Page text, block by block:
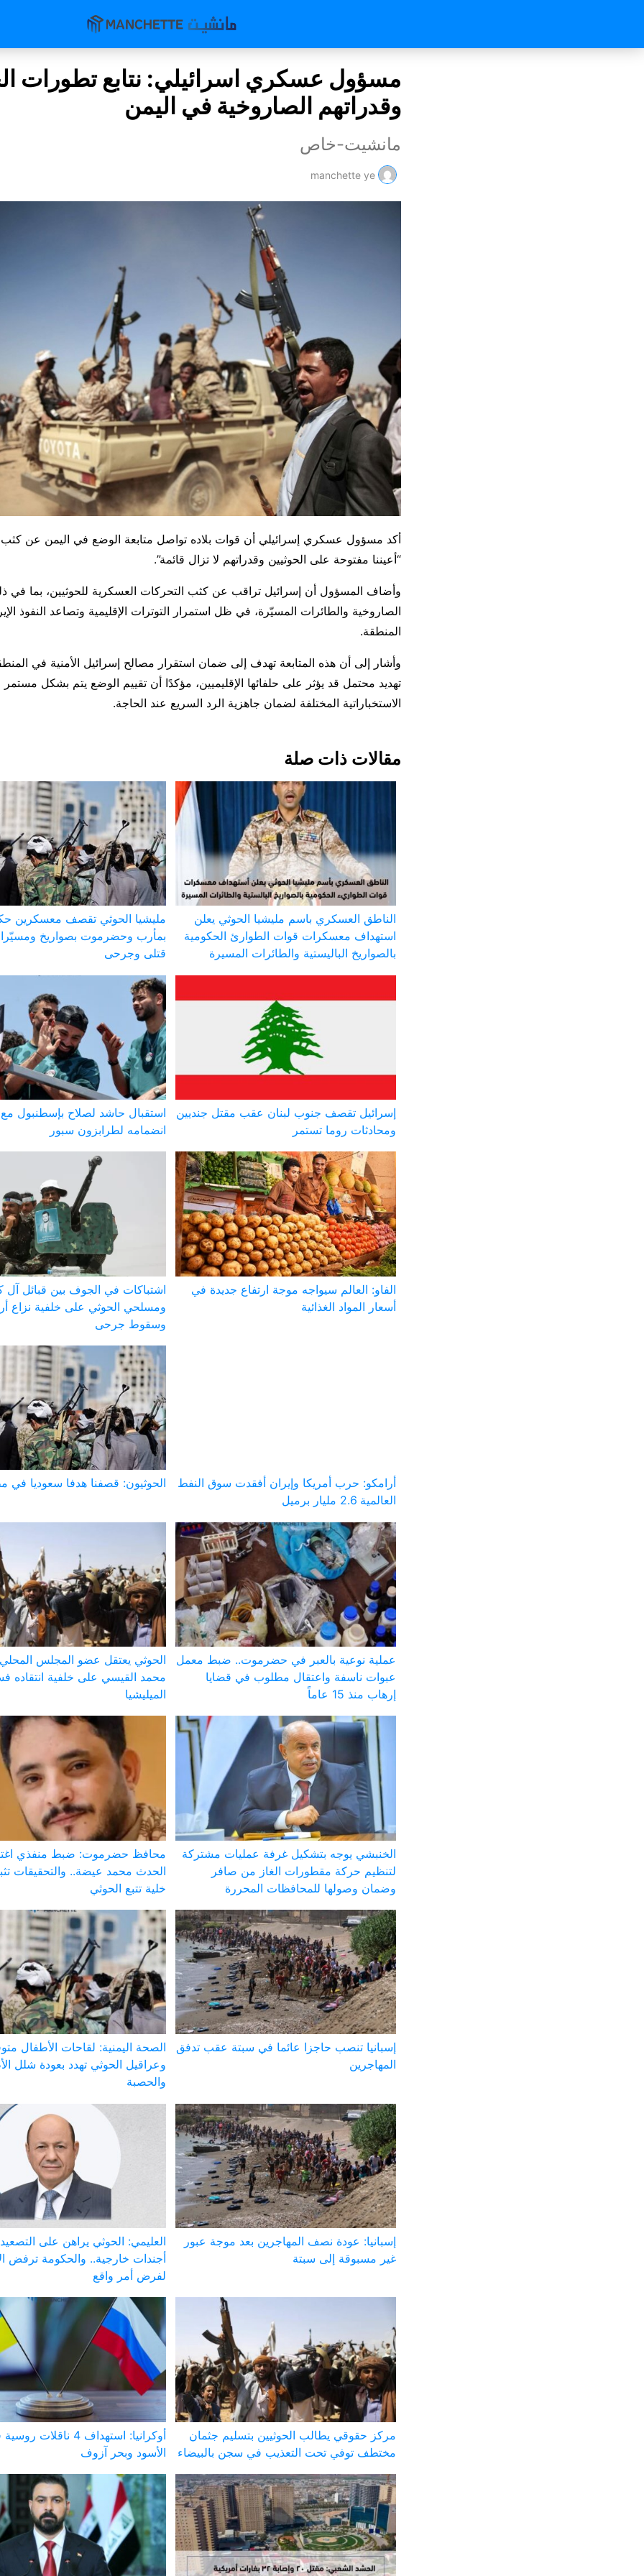
مسؤول عسكري اسرائيلي: نتابع تطورات
وقدراتهم الصاروخية في اليمن
مانشيت-خاص
manchette ye
أكد مسؤول عسكري إسرائيلي أن قوات بلاده تواصل متابعة الوضع في اليمن عن
“أعيننا مفتوحة على الحوثيين وقدراتهم لا تزال قائمة”.
وأضاف المسؤول أن إسرائيل تراقب عن كثب التحركات العسكرية للحوثيين، بما في
الصاروخية والطائرات المسيّرة، في ظل استمرار التوترات الإقليمية وتصاعد النفوذ
المنطقة.
وأشار إلى أن هذه المتابعة تهدف إلى ضمان استقرار مصالح إسرائيل الأمنية في
تهديد محتمل قد يؤثر على حلفائها الإقليميين، مؤكدًا أن تقييم الوضع يتم بشكل
الاستخباراتية المختلفة لضمان جاهزية الرد السريع عند الحاجة.
مقالات ذات صلة
الناطق العسكري باسم مليشيا الحوثي يعلن
استهداف معسكرات قوات الطوارئ الحكومية
بالصواريخ الباليستية والطائرات المسيرة
مليشيا الحوثي تقصف معسكرين
بمأرب وحضرموت بصواريخ
قتلى وجرحى
إسرائيل تقصف جنوب لبنان عقب مقتل جنديين
ومحادثات روما تستمر
استقبال حاشد لصلاح بإسطنبول
انضمامه لطرابزون سبور
الفاو: العالم سيواجه موجة ارتفاع جديدة في
أسعار المواد الغذائية
اشتباكات في الجوف بين قبائل آل
ومسلحي الحوثي على خلفية نزاع
وسقوط جرحى
أرامكو: حرب أمريكا وإيران أفقدت سوق النفط
العالمية 2.6 مليار برميل
الحوثيون: قصفنا هدفا سعوديا في
عملية نوعية بالعبر في حضرموت.. ضبط معمل
عبوات ناسفة واعتقال مطلوب في قضايا
إرهاب منذ 15 عاماً
الحوثي يعتقل عضو المجلس
محمد القيسي على خلفية انتقاده
الميليشيا
الخنبشي يوجه بتشكيل غرفة عمليات مشتركة
لتنظيم حركة مقطورات الغاز من صافر
وضمان وصولها للمحافظات المحررة
محافظ حضرموت: ضبط منفذي
الحدث محمد عيضة.. والتحقيقات
خلية تتبع الحوثي
إسبانيا تنصب حاجزا عائما في سبتة عقب تدفق
المهاجرين
الصحة اليمنية: لقاحات الأطفال
وعراقيل الحوثي تهدد بعودة شلل
والحصبة
إسبانيا: عودة نصف المهاجرين بعد موجة عبور
غير مسبوقة إلى سبتة
العليمي: الحوثي يراهن على
أجندات خارجية.. والحكومة ترفض
لفرض أمر واقع
مركز حقوقي يطالب الحوثيين بتسليم جثمان
مختطف توفي تحت التعذيب في سجن بالبيضاء
أوكرانيا: استهداف 4
الأسود وبحر آزوف